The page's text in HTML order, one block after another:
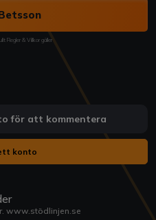
Regler & Villkor gäller
för att kommentera
konto
www.stödlinjen.se